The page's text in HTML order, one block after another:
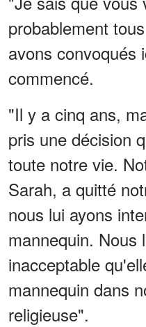
probablement
avons convoqués
commencé.
"Il y a cinq ans,
pris une décision
toute notre vie.
Sarah, a quitté
nous lui ayons
mannequin. Nous
inacceptable
mannequin dans
religieuse".